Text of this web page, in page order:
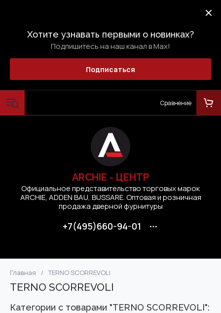
Хотите узнавать первыми о новинках?
Подпишитесь на наш канал в Max!
Подписаться
ARCHIE - ЦЕНТР
Официальное представительство торговых марок
ARCHIE, ADDEN BAU, BUSSARE. Оптовая и розничная
продажа дверной фурнитуры
+7(495)660-94-01
Сравнение
Главная / TERNO SCORREVOLI
TERNO SCORREVOLI
Категории с товарами "TERNO SCORREVOLI":